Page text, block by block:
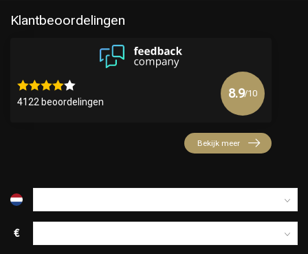
Keuze van onze Kappers
Klantbeoordelingen
4122 beoordelingen
8.9/10
Bekijk meer
€